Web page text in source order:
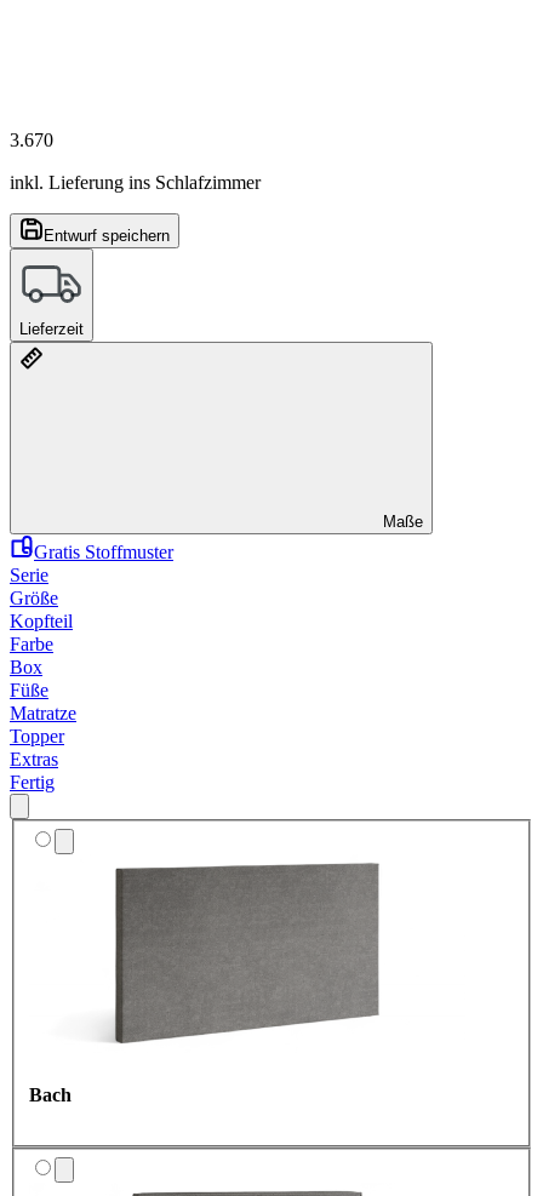
3.670
inkl. Lieferung ins Schlafzimmer
Entwurf speichern
Lieferzeit
Maße
Gratis Stoffmuster
Serie
Größe
Kopfteil
Farbe
Box
Füße
Matratze
Topper
Extras
Fertig
Bach